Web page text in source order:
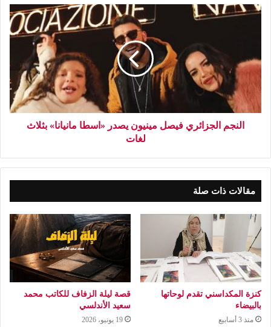
النجم الجزائري فيصل مينيون يصدر «اسطا مانيانا» بثلاث
لغات
مقالات ذات صلة
كنزة المكداسني تقدم لوحاتها
بالبيضاء
منذ 3 أسابيع
قصة ليلة الزفاف للكاتب محمد
سعيد الأندلسي
19 يونيو، 2026